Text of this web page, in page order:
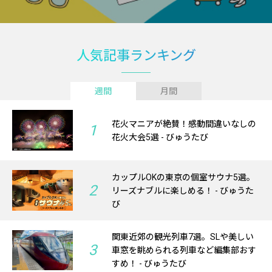
人気記事ランキング
週間 月間
1
花火マニアが絶賛！感動間違いなしの
花火大会5選 - びゅうたび
2
カップルOKの東京の個室サウナ5選。
リーズナブルに楽しめる！ - びゅうた
び
3
関東近郊の観光列車7選。SLや美しい
車窓を眺められる列車など編集部おす
すめ！ - びゅうたび